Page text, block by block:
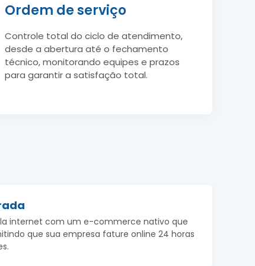
Ordem de serviço
Controle total do ciclo de atendimento,
desde a abertura até o fechamento
técnico, monitorando equipes e prazos
para garantir a satisfação total.
internet com um e-commerce nativo que
que sua empresa fature online 24 horas